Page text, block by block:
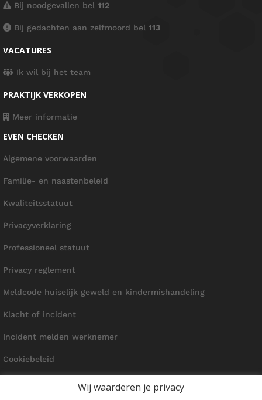
Bij noodgevallen bel 112
Bij gedachten aan zelfmoord bel 113
VACATURES
Ik wil bij het team
PRAKTIJK VERKOPEN
Meer informatie
EVEN CHECKEN
Algemene voorwaarden
Familie- en naastenbeleid
Kwaliteitsstatuut
Privacyverklaring
Professioneel statuut
Privacy reglement
Meldcode huiselijk geweld en kindermishandeling
Klacht of incident
Incident melden werknemer
Cookiebeleid
Wij waarderen je privacy